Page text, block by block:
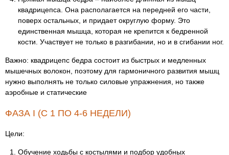
квадрицепса. Она располагается на передней его части,
поверх остальных, и придает округлую форму. Это
единственная мышца, которая не крепится к бедренной
кости. Участвует не только в разгибании, но и в сгибании ног.
Важно: квадрицепс бедра состоит из быстрых и медленных
мышечных волокон, поэтому для гармоничного развития мышц
нужно выполнять не только силовые упражнения, но также
аэробные и статические
ФАЗА I (С 1 ПО 4-6 НЕДЕЛИ)
Цели:
Обучение ходьбы с костылями и подбор удобных